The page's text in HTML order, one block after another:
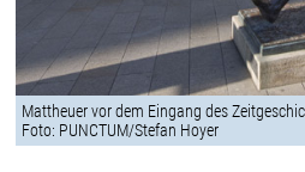
Mattheuer vor dem Eingang des
Foto: PUNCTUM/Stefan Hoyer